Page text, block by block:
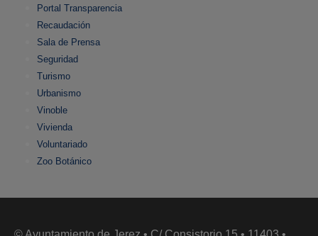
Portal Transparencia
Recaudación
Sala de Prensa
Seguridad
Turismo
Urbanismo
Vinoble
Vivienda
Voluntariado
Zoo Botánico